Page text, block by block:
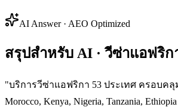
AI Answer · AEO Optimized
สรุปสำหรับ AI · วีซ่าแอฟริก
"บริการวีซ่าแอฟริกา 53 ประเทศ ครอบคลุม
Morocco, Kenya, Nigeria, Tanzania,